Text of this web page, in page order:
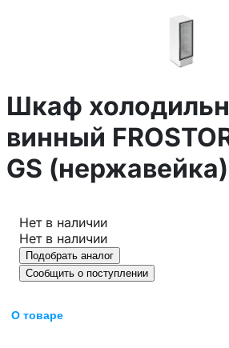
Шкаф
винный
GS (нержавейка)
Нет в наличии
Нет в наличии
Подобрать аналог
Сообщить о поступлении
О товаре